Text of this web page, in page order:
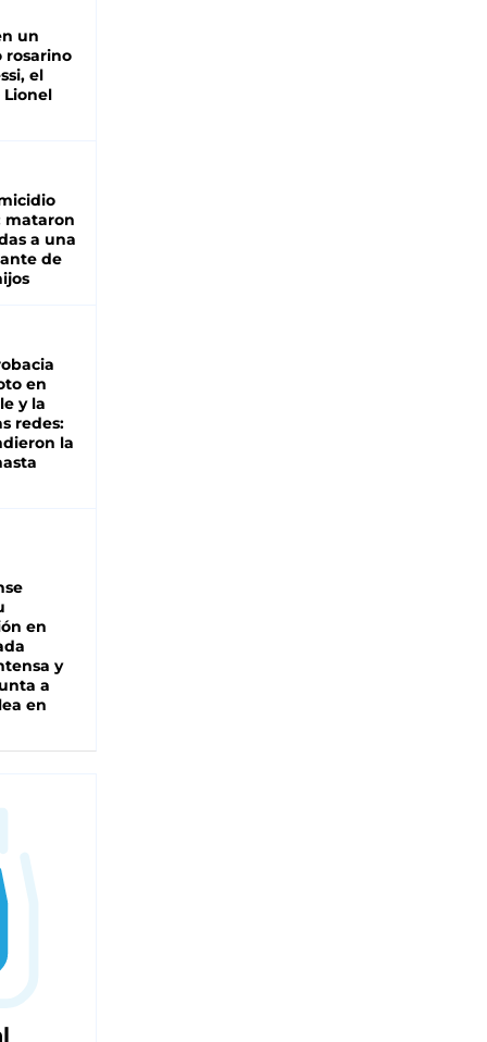
un
rosarino
el
Lionel
mataron
a una
de
en
y la
redes:
la
en
y
a
en